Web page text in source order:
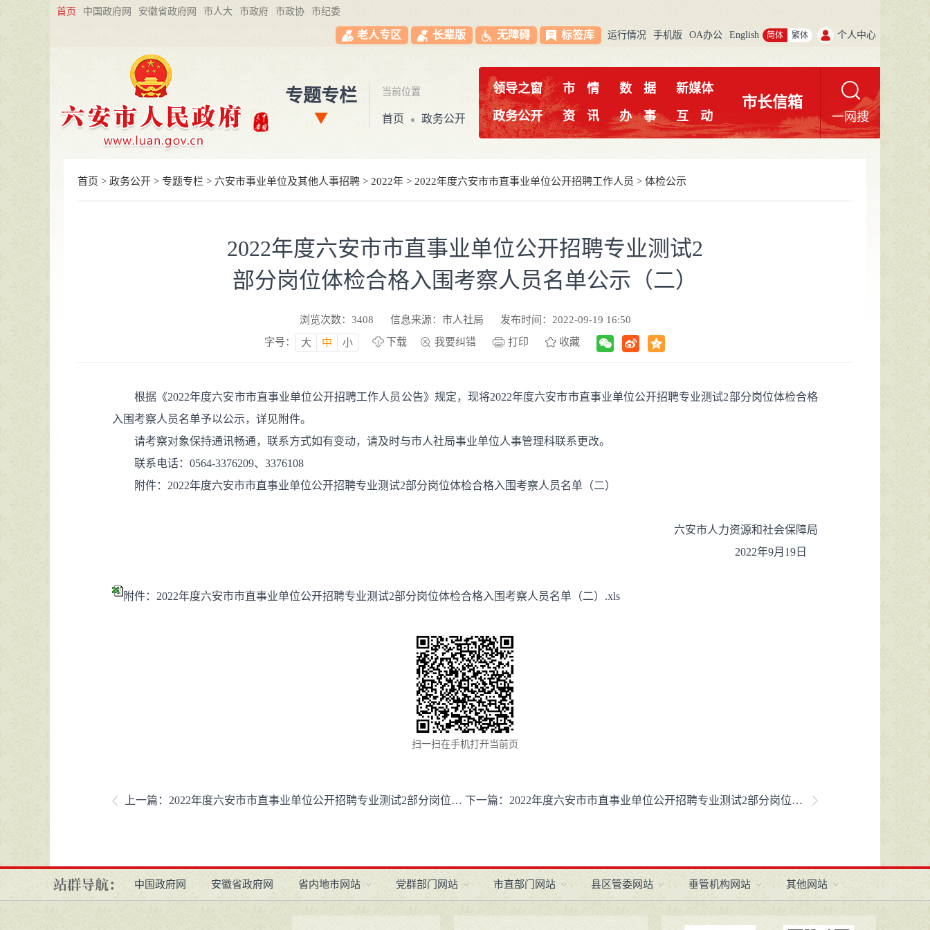
首页 中国政府网 安徽省政府网 市人大 市政府 市政协 市纪委
老人专区 长辈版 无障碍 标签库 运行情况 手机版 OA办公 English 简体 繁体 个人中心
专题专栏 当前位置
首页 政务公开
领导之窗 市 情 数 据
新媒体
政务公开
资 讯 办 事 互 动
市长信箱
一网搜
首页 > 政务公开 > 专题专栏 > 六安市事业单位及其他人事招聘 > 2022年 > 2022年度六安市市直事业单位公开招聘工作人员 > 体检公示
2022年度六安市市直事业单位公开招聘专业测试2
部分岗位体检合格入围考察人员名单公示（二）
浏览次数： 3408 信息来源：市人社局
发布时间：2022-09-19 16:50
字号：
大 中 小 下载 我要纠错 打印 收藏
根据《2022年度六安市市直事业单位公开招聘工作人员公告》规定，现将2022年度六安市市直事业单位公开招聘专业测试2部分岗位体检合格
入围考察人员名单予以公示，详见附件。
请考察对象保持通讯畅通，联系方式如有变动，请及时与市人社局事业单位人事管理科联系更改。
联系电话：0564-3376209、3376108
附件：2022年度六安市市直事业单位公开招聘专业测试2部分岗位体检合格入围考察人员名单（二）
六安市人力资源和社会保障局
2022年9月19日
附件：2022年度六安市市直事业单位公开招聘专业测试2部分岗位体检合格入围考察人员名单（二）.xls
扫一扫在手机打开当前页
上一篇： 2022年度六安市市直事业单位公开招聘专业测试2部分岗位体检合格入围考察人员名单公示（三） 下一篇： 2022年度六安市市直事业单位公开招聘专业测试2部分岗位体检合格入围考察人员名单公示（一）
中国政府网 安徽省政府网 省内地市网站 党群部门网站 市直部门网站 县区管委网站 垂管机构网站 其他网站